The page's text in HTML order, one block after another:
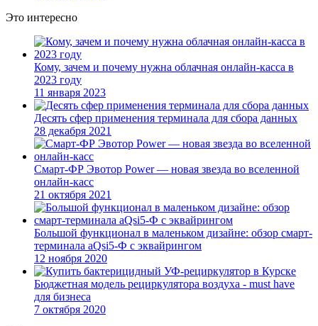
Это интересно
Кому, зачем и почему нужна облачная онлайн-касса в
2023 году
11 января 2023
Десять сфер применения терминала для сбора данных
28 декабря 2021
Смарт-ФР Эвотор Power — новая звезда во вселенной
онлайн-касс
21 октября 2021
Большой функционал в маленьком дизайне: обзор смарт-
терминала aQsi5-Ф с эквайрингом
12 ноября 2020
Бюджетная модель рециркулятора воздуха - must have
для бизнеса
7 октября 2020